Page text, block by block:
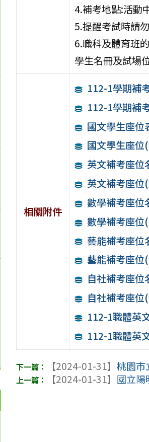
4.補考地點:活動
5.提醒考試時請
6.職科及體育班
學生名冊及試場
相關附件
112-1學期補
112-1學期補
國文學生座位
國文學生座位
英文補考座位
英文補考座位
數學補考座位
數學補考座位
藝能補考座位
藝能補考座位
自社補考座位
自社補考座位
112-1職體英
112-1職體英
【2024-01-31】桃園市
【2024-01-31】 國立陽